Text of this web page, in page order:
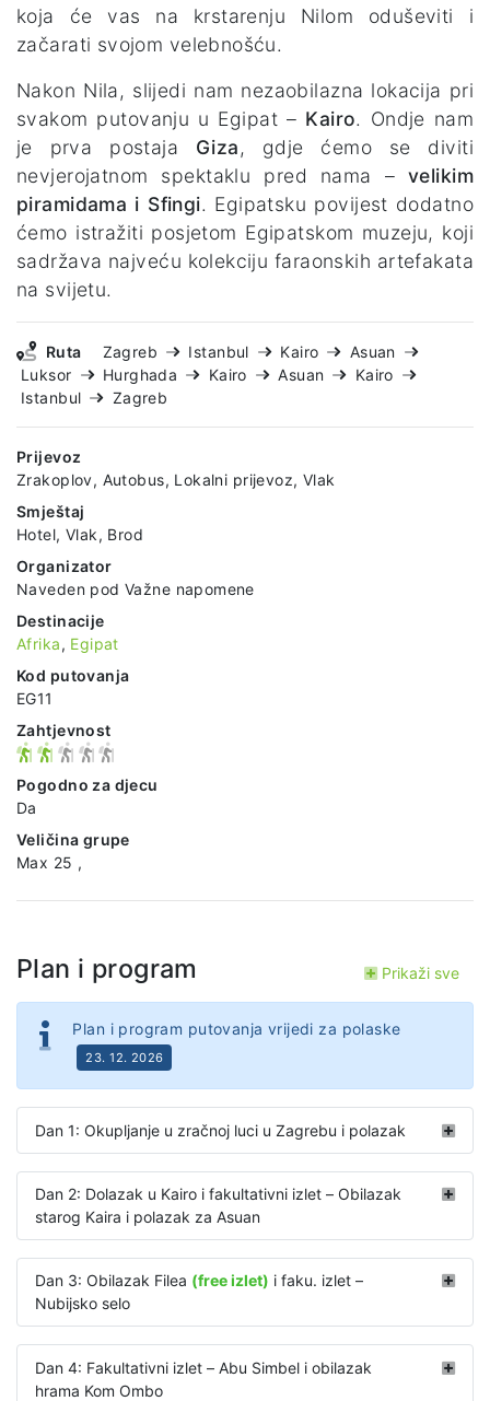
koja će vas na krstarenju Nilom oduševiti i
začarati svojom velebnošću.
Nakon Nila, slijedi nam nezaobilazna lokacija pri
svakom putovanju u Egipat – Kairo. Ondje nam
je prva postaja Giza, gdje ćemo se diviti
nevjerojatnom spektaklu pred nama –velikim
piramidama i Sfingi. Egipatsku povijest dodatno
ćemo istražiti posjetom Egipatskom muzeju, koji
sadržava najveću kolekciju faraonskih artefakata
na svijetu.
Ruta Zagreb Istanbul Kairo
Asuan
Luksor
Hurghada Kairo Asuan
Kairo
Istanbul
Zagreb
Prijevoz
Zrakoplov, Autobus, Lokalni prijevoz, Vlak
Smještaj
Hotel, Vlak, Brod
Organizator
Naveden pod Važne napomene
Destinacije
Afrika, Egipat
Kod putovanja
EG11
Zahtjevnost
Pogodno za djecu
Da
Veličina grupe
Max 25 ,
Plan i program Prikaži sve
Plan i program putovanja vrijedi za polaske
23. 12. 2026
Dan 1: Okupljanje u zračnoj luci u Zagrebu i polazak
Dan 2: Dolazak u Kairo i fakultativni izlet – Obilazak
starog Kaira i polazak za Asuan
Dan 3: Obilazak Filea (free izlet) i faku. izlet –
Nubijsko selo
Dan 4: Fakultativni izlet – Abu Simbel i obilazak
hrama Kom Ombo